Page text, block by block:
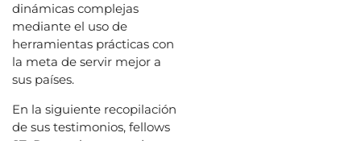
dinámicas complejas
mediante el uso de
herramientas prácticas con
la meta de servir mejor a
sus países.
En la siguiente recopilación
de sus testimonios, fellows